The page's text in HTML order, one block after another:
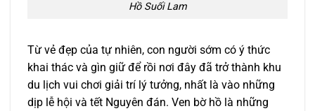
Hồ Suối Lam
Từ vẻ đẹp của tự nhiên, con người sớm có ý thức
khai thác và gìn giữ để rồi nơi đây đã trở thành khu
du lịch vui chơi giải trí lý tưởng, nhất là vào những
dịp lễ hội và tết Nguyên đán. Ven bờ hồ là những